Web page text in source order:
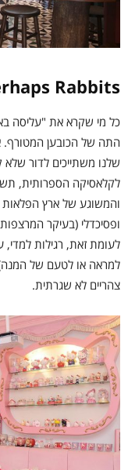
Rabbits
כל מי שקרא את "עליסה
התה של הכובען המטורף.
שלנו משתייכים לדור
לקלאסיקה הספרותית,
והמשוגע של ארץ הפלאות
ופסיכדלי (בעיקר
לעומת זאת, רגילות
למראה או לטעם של
צהריים לא שגרתית.